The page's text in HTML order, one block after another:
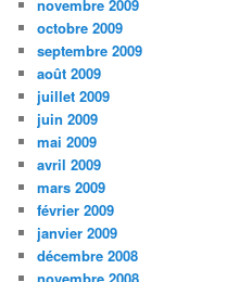
novembre 2009
octobre 2009
septembre 2009
août 2009
juillet 2009
juin 2009
mai 2009
avril 2009
mars 2009
février 2009
janvier 2009
décembre 2008